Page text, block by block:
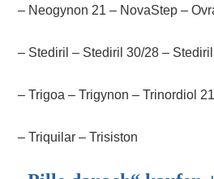
– Neogynon 21 – NovaStep –
– Stediril – Stediril 30/28 – Stediril
– Trigoa – Trigynon – Trinordiol
– Triquilar – Trisiston